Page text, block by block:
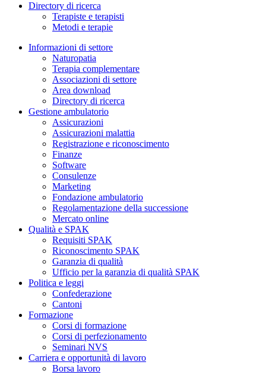
Directory di ricerca
Terapiste e terapisti
Metodi e terapie
Informazioni di settore
Naturopatia
Terapia complementare
Associazioni di settore
Area download
Directory di ricerca
Gestione ambulatorio
Assicurazioni
Assicurazioni malattia
Registrazione e riconoscimento
Finanze
Software
Consulenze
Marketing
Fondazione ambulatorio
Regolamentazione della successione
Mercato online
Qualità e SPAK
Requisiti SPAK
Riconoscimento SPAK
Garanzia di qualità
Ufficio per la garanzia di qualità SPAK
Politica e leggi
Confederazione
Cantoni
Formazione
Corsi di formazione
Corsi di perfezionamento
Seminari NVS
Carriera e opportunità di lavoro
Borsa lavoro